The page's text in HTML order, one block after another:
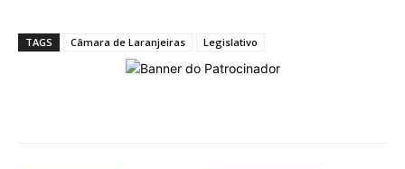
TAGS Câmara de Laranjeiras Legislativo